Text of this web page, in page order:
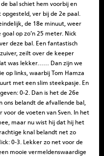
bal schiet hem voorbij en
ver bij de 2e paal.
de 18e minuut, weer
op zo’n 25 meter. Nick
deze bal. Een fantastisch
zeilt over de keeper
was lekker…… Dan zijn we
op links, waarbij Tom Hamza
met een slim steekpasje. En
0-2. Dan is het de 26e
ons belandt de afvallende bal,
voor de voeten van Sven. In het
maar nu wist hij dat hij het
knal belandt net zo
0-3. Lekker zo net voor de
mooie vermeldenswaardige